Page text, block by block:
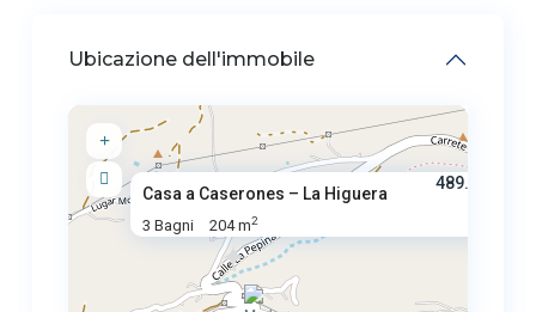
Ubicazione dell'immobile
Casa a Caserones – La Higuera
489.900 €
3 Bagni 204 m2